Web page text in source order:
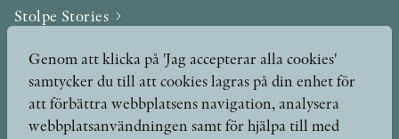
Stolpe Stories
Utmärkelser & Format
Utmärkelser
Övriga format
Genom att klicka på 'Jag accepterar alla cookies'
samtycker du till att cookies lagras på din enhet för
att förbättra webbplatsens navigation, analysera
webbplatsanvändningen samt för hjälpa till med